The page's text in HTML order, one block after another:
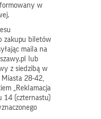
w
zakupu biletów
maila na
lub
z siedzibą w
Miasta 28-42,
„Reklamacja
14 (czternastu)